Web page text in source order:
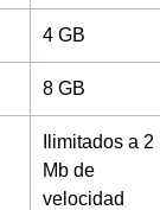
4 GB
8 GB
Ilimitados a 2
Mb de
velocidad